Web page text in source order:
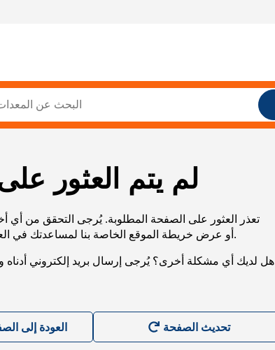
لم يتم العثور
تعذر العثور على الصفحة المطلوبة. يُرجى التحقق من أي
URL، أو عرض خريطة الموقع الخاصة بنا لمساعدتك في العثور على ما تريد.
هل لديك أي مشكلة أخرى؟ يُرجى إرسال بريد إلكتروني أدناه
العودة إلى